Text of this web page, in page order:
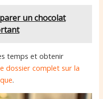
un chocolat
temps et obtenir
dossier complet sur la
.